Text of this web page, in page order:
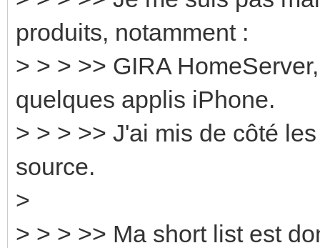
produits, notamment :
> > > >> GIRA
quelques applis iPhone.
> > > >> J'ai mis de côté
source.
>
> > > >> Ma short list est